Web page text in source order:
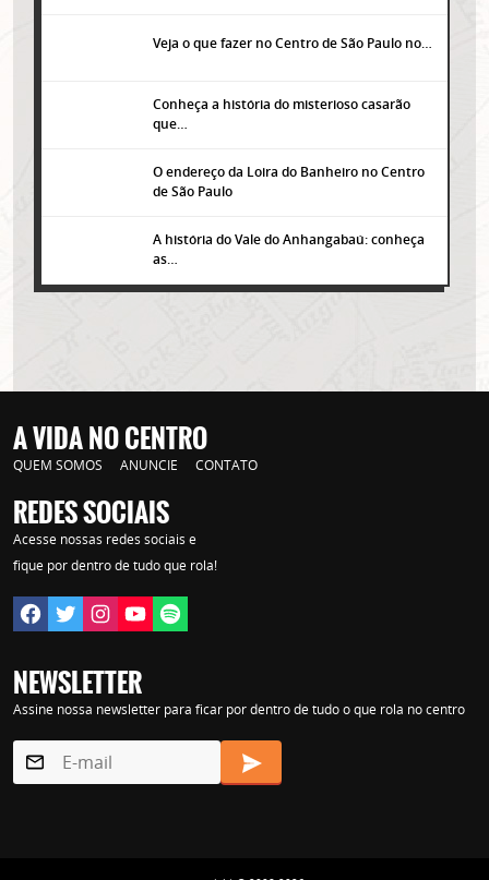
Veja o que fazer no Centro de São Paulo no…
Conheça a história do misterioso casarão
que…
O endereço da Loira do Banheiro no Centro
de São Paulo
A história do Vale do Anhangabaú: conheça
as…
A VIDA NO CENTRO
QUEM SOMOS ANUNCIE CONTATO
REDES SOCIAIS
Acesse nossas redes sociais e
fique por dentro de tudo que rola!
NEWSLETTER
Assine nossa newsletter para ficar por dentro de tudo o que rola no centro
labore quia nobis nihil tempora praesentium distinctio, id, quibusdam est.